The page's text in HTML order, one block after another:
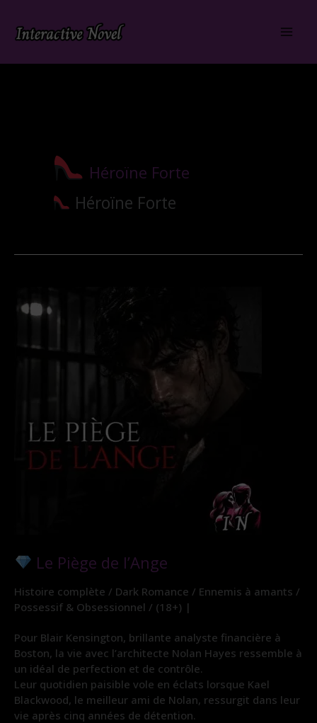
Héroïne Forte
Héroïne Forte
Le Piège de l’Ange
Histoire complète / Dark Romance / Ennemis à amants /
Possessif & Obsessionnel / (18+) |
Pour Blair Kensington, brillante analyste financière à
Boston, la vie avec l’architecte Nolan Hayes ressemble à
un idéal de perfection et de contrôle.
Leur quotidien paisible vole en éclats lorsque Kael
Blackwood, le meilleur ami de Nolan, ressurgit dans leur
vie après cinq années de détention.